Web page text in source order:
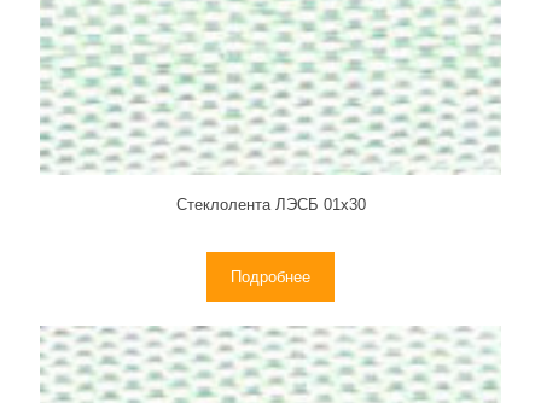
Стеклолента ЛЭСБ 01х30
Подробнее